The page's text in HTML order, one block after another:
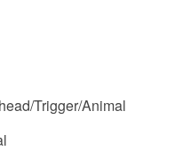
Trigger/Animal